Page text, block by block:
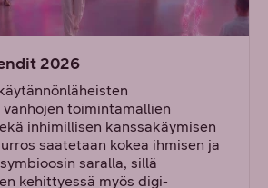
2026
toimintamallien
inhimillisen kanssakäymisen
saatetaan kokea ihmisen ja
saralla, sillä
kehittyessä myös digi-